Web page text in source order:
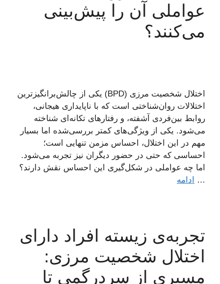
عواملی آن را پیش‌بینی
می‌کنند؟
اختلال شخصیت مرزی (BPD) یکی از چالش‌برانگیزترین
اختلالات روان‌شناختی است که با ناپایداری هیجانی،
روابط بین‌فردی آشفته، و رفتارهای تکانه‌ای شناخته
می‌شود. یکی از ویژگی‌های کمتر بررسی‌شده اما بسیار
مهم در این اختلال، احساس مزمن تنهایی است؛
احساسی که حتی در حضور دیگران نیز تجربه می‌شود.
اما چه عواملی در شکل‌گیری این احساس نقش دارند؟
…
ادامه
تجربه‌ی زیسته افراد دارای
اختلال شخصیت مرزی:
مسیری از سردرگمی تا